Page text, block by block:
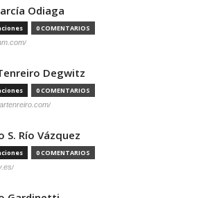
Odiaga
0 COMENTARIOS
Degwitz
0 COMENTARIOS
S. Río Vázquez
0 COMENTARIOS